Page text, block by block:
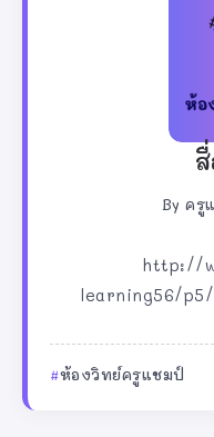
By ครู
http://
learning56/
ห้องวิทย์ครูแชมป์